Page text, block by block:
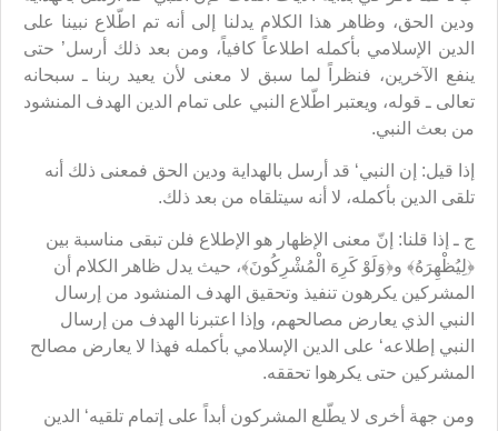
ودين الحق، وظاهر هذا الكلام يدلنا إلى أنه تم اطّلاع نبينا على
الدين الإسلامي بأكمله اطلاعاً كافياً، ومن بعد ذلك أرسل’ حتى
ينفع الآخرين، فنظراً لما سبق لا معنى لأن يعيد ربنا ـ سبحانه
تعالى ـ قوله، ويعتبر اطّلاع النبي على تمام الدين الهدف المنشود
من بعث النبي.
إذا قيل: إن النبي‘ قد أرسل بالهداية ودين الحق فمعنى ذلك أنه
تلقى الدين بأكمله، لا أنه سيتلقاه من بعد ذلك.
ج ـ إذا قلنا: إنّ معنى الإظهار هو الإطلاع فلن تبقى مناسبة بين
﴿لِيُظْهِرَهُ﴾ و﴿وَلَوْ كَرِهَ الْمُشْرِكُونَ﴾، حيث يدل ظاهر الكلام أن
المشركين يكرهون تنفيذ وتحقيق الهدف المنشود من إرسال
النبي الذي يعارض مصالحهم، وإذا اعتبرنا الهدف من إرسال
النبي إطلاعه‘ على الدين الإسلامي بأكمله فهذا لا يعارض مصالح
المشركين حتى يكرهوا تحققه.
ومن جهة أخرى لا يطّلع المشركون أبداً على إتمام تلقيه‘ الدين